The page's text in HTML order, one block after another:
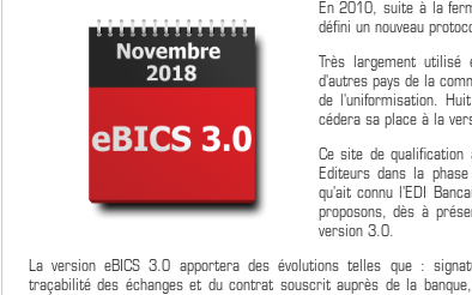
En 2010, suite à la
défini un nouveau
Très largement
d'autres pays de la
de l'uniformisation.
cédera sa place à la
Ce site de
Editeurs dans la
qu'ait connu l'EDI
proposons, dès à
version 3.0.
La version eBICS 3.0 apportera des évolutions telles que :
traçabilité des échanges et du contrat souscrit auprès de la